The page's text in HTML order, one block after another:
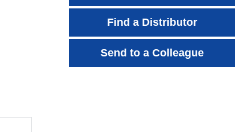
Find a Distributor
Send to a Colleague